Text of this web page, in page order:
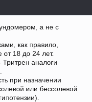
а не с
как правило,
18 до 24 лет.
аналоги
при назначении
или бессолевой